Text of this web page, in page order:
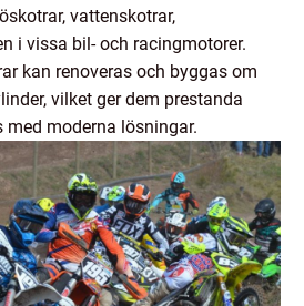
vattenskotrar,
i vissa bil- och racingmotorer.
kan renoveras och byggas om
vilket ger dem prestanda
moderna lösningar.